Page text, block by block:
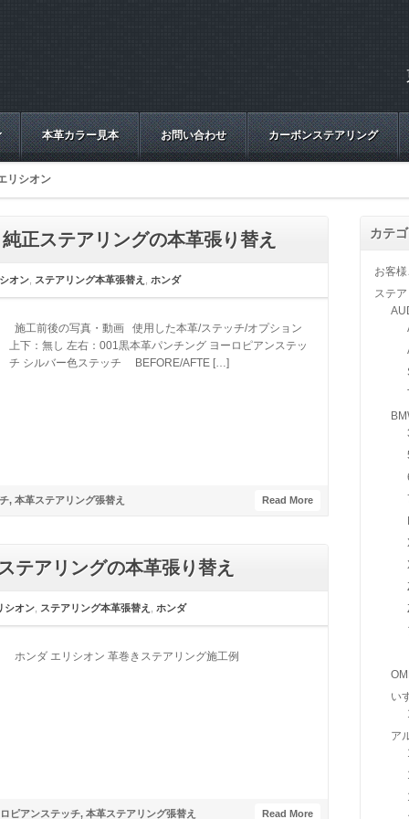
本革カラー見本 お問い合わせ カーボンステアリング
リシオン
正ステアリングの本革張り替え
オン, ステアリング本革張替え ホンダ
施工前後の写真・動画 使用した本革/ステッチ/オプション
上下：無し 左右：001黒本革パンチング ヨーロピアンステッ
チ シルバー色ステッチ BEFORE/AFTE […]
, 本革ステアリング張替え Read More
テアリングの本革張り替え
シオン, ステアリング本革張替え ホンダ
ホンダ エリシオン 革巻きステアリング施工例
ピアンステッチ, 本革ステアリング張替え Read More
カテ
お客
ステ
い
ア